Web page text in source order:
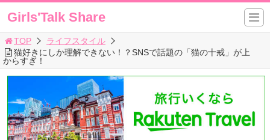
Girls'Talk Share
TOP
ライフスタイル
猫好きにしか理解できない！？SNSで話題の「猫の十戒」が上
からすぎ！